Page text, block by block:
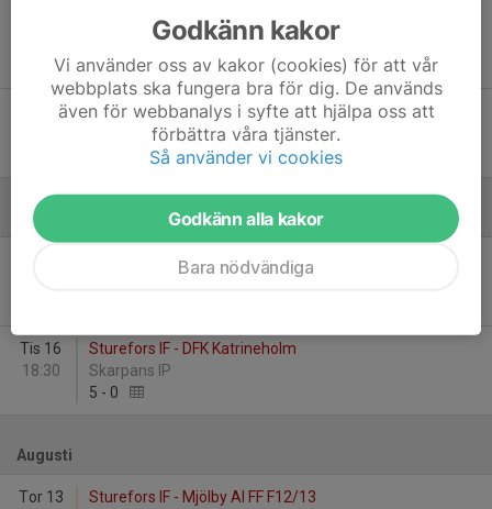
Sturefors IF - Malmslätts AIK
Bjurfors IP (f d Sturefors IP)
2-3
Fre 29
Linghems SK F13/14 Svart - Sturefors IF
Lingheden
Juni
Kimstad GoIF F11/12 - Sturefors IF
Tis 16
18:30
Sturefors IF - DFK Katrineholm
Skarpans IP
5 - 0
Augusti
Tor 13
Sturefors IF - Mjölby AI FF F12/13
Godkänn kakor
Vi använder oss av kakor (cookies) för att vår
webbplats ska fungera bra för dig. De används
även för webbanalys i syfte att hjälpa oss att
förbättra våra tjänster.
Så använder vi cookies
Godkänn alla kakor
Bara nödvändiga